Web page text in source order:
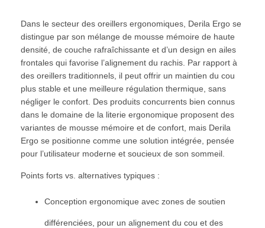
Dans le secteur des oreillers ergonomiques, Derila Ergo se
distingue par son mélange de mousse mémoire de haute
densité, de couche rafraîchissante et d’un design en ailes
frontales qui favorise l’alignement du rachis. Par rapport à
des oreillers traditionnels, il peut offrir un maintien du cou
plus stable et une meilleure régulation thermique, sans
négliger le confort. Des produits concurrents bien connus
dans le domaine de la literie ergonomique proposent des
variantes de mousse mémoire et de confort, mais Derila
Ergo se positionne comme une solution intégrée, pensée
pour l’utilisateur moderne et soucieux de son sommeil.
Points forts vs. alternatives typiques :
Conception ergonomique avec zones de soutien
différenciées, pour un alignement du cou et des